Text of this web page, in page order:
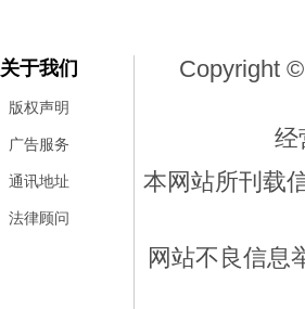
关于我们
版权声明
广告服务
通讯地址
法律顾问
Copyright
经
本网站所刊载
网站不良信息